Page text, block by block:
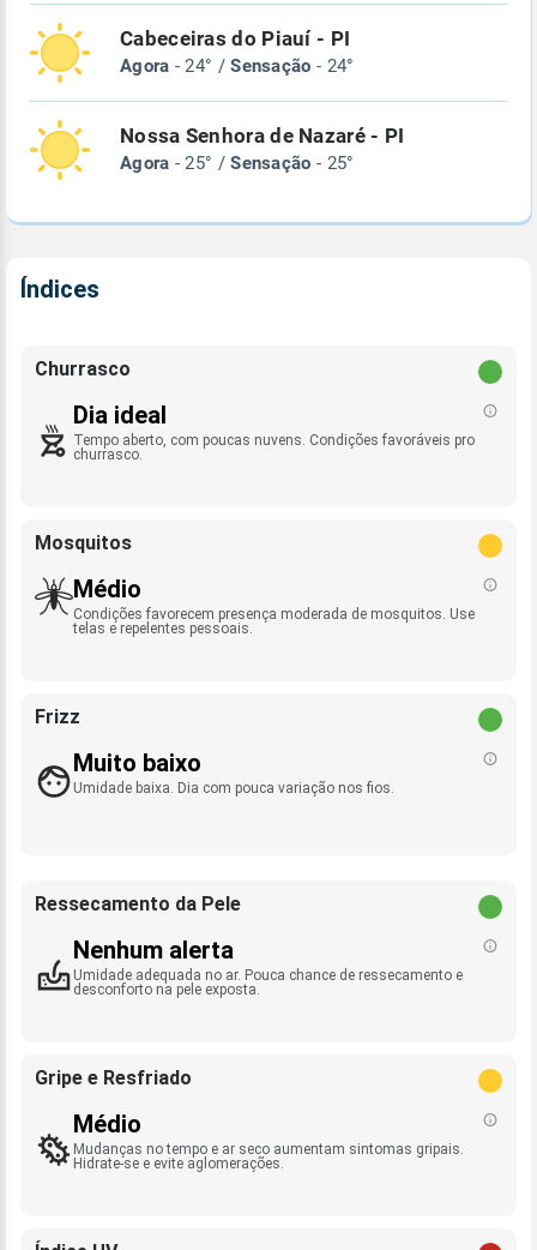
Cabeceiras do Piauí - PI
Agora - 24° /Sensação - 24°
Nossa Senhora de Nazaré - PI
Agora - 25° /Sensação - 25°
Índices
Churrasco
Dia ideal
Tempo aberto, com poucas nuvens. Condições favoráveis pro
churrasco.
Mosquitos
Médio
Condições favorecem presença moderada de mosquitos. Use
telas e repelentes pessoais.
Frizz
Muito baixo
Umidade baixa. Dia com pouca variação nos fios.
Ressecamento da Pele
Nenhum alerta
Umidade adequada no ar. Pouca chance de ressecamento e
desconforto na pele exposta.
Gripe e Resfriado
Médio
Mudanças no tempo e ar seco aumentam sintomas gripais.
Hidrate-se e evite aglomerações.